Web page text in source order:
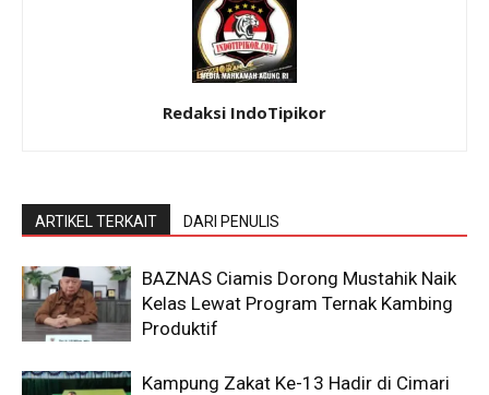
Redaksi IndoTipikor
ARTIKEL TERKAIT DARI PENULIS
BAZNAS Ciamis Dorong Mustahik Naik
Kelas Lewat Program Ternak Kambing
Produktif
Kampung Zakat Ke-13 Hadir di Cimari